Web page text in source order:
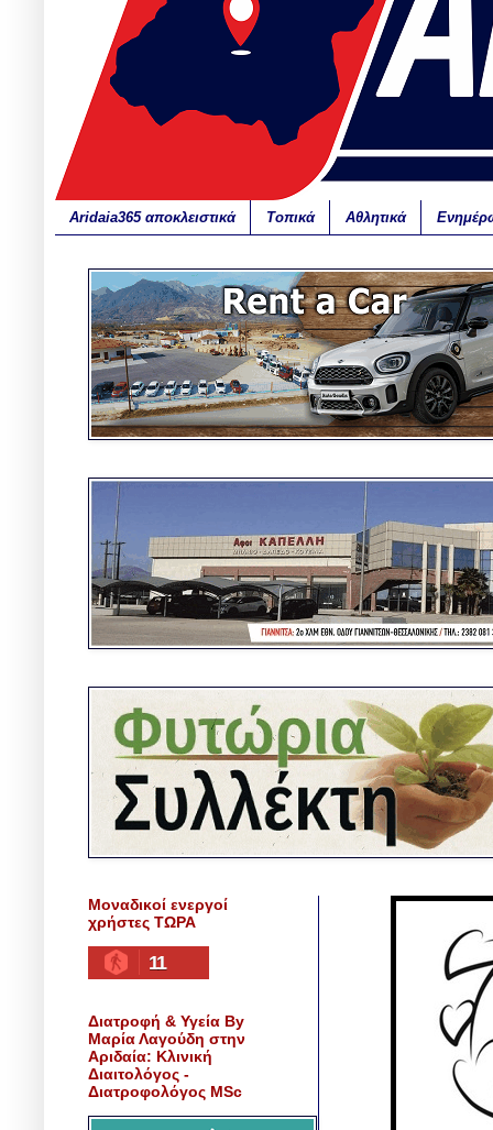
Aridaia365 αποκλειστικά Τοπικά Αθλητικά
Μοναδικοί ενεργοί
χρήστες ΤΩΡΑ
11
Διατροφή & Υγεία By
Μαρία Λαγούδη στην
Αριδαία: Κλινική
Διαιτολόγος -
Διατροφολόγος MSc